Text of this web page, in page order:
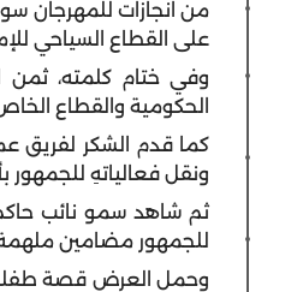
من انجازات للمهرجان
على القطاع السياحي
وفي ختام كلمته، ثمن
الحكومية والقطاع
كما قدم الشكر لفريق
ونقل فعالياتهِ للجمهور
ثم شاهد سمو نائب
للجمهور مضامين
وحمل العرض قصة طفلة